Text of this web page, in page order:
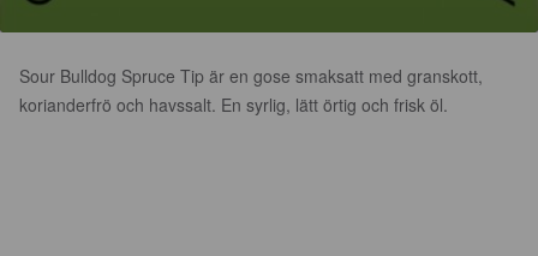
Sour Bulldog Spruce Tip är en gose smaksatt med granskott,
korianderfrö och havssalt. En syrlig, lätt örtig och frisk öl.